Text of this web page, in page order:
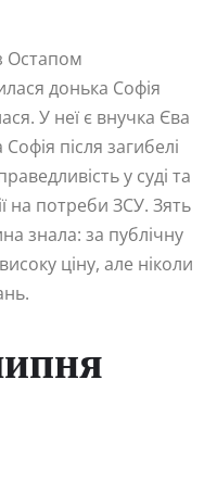
Остапом
донька Софія
У неї є внучка Єва
після загибелі
у суді та
на потреби ЗСУ. Зять
знала: за публічну
ціну, але ніколи